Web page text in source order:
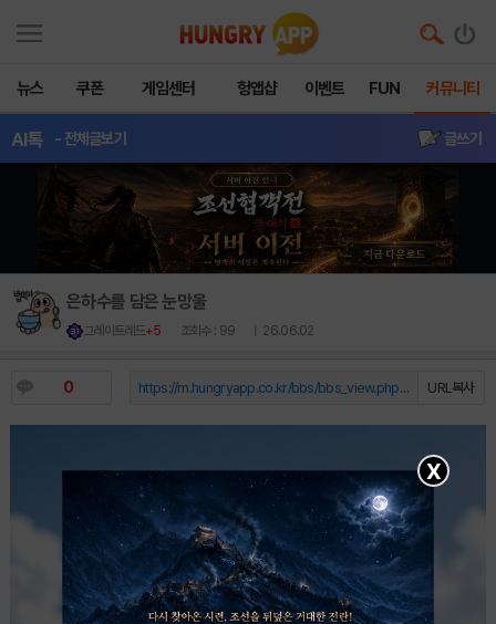
뉴스 쿠폰 게임센터 헝앱샵 이벤트 FUN 커뮤니티
AI톡 - 전체글보기 글쓰기
은하수를 담은 눈망울
그레이트레드+5 조회수 : 99 | 26.06.02
0 URL복사
https://m.hungryapp.co.kr/bbs/bbs_view.php?durl=Y...
X